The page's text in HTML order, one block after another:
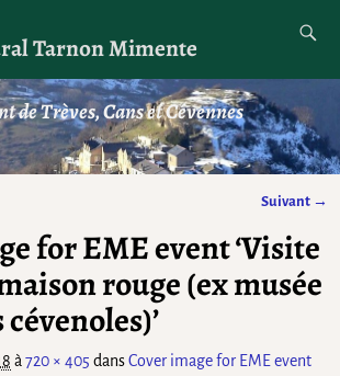
Tarnon Mimente
de Trèves, Cans et Cévennes
Suivant →
for EME event ‘Visite
rouge (ex musée
à720 × 405 dansCover image for EME event